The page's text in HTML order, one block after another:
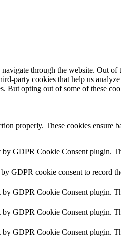
through the website. Out of
party cookies that help us
But opting out of some of these
properly. These cookies
by GDPR Cookie Consent plugin.
GDPR cookie consent to record
GDPR Cookie Consent plugin.
by GDPR Cookie Consent plugin.
by GDPR Cookie Consent plugin.